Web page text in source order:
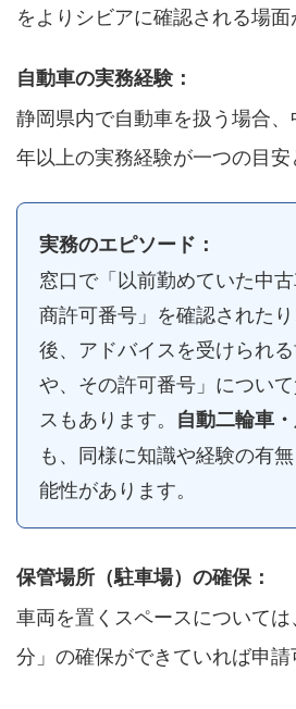
をよりシビアに確認される場面
自動車の実務経験：
静岡県内で自動車を扱う場合
年以上の実務経験が一つの目安
実務のエピソード：
窓口で「以前勤めていた中
商許可番号」を確認された
後、アドバイスを受けられ
や、その許可番号」につい
スもあります。 自動二輪車
も、同様に知識や経験の有
能性があります。
保管場所（駐車場）の確保：
車両を置くスペースについて
分」の確保ができていれば申請